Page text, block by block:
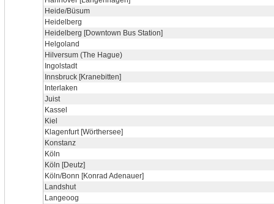
Heide/Büsum
Heidelberg
Heidelberg [Downtown Bus Station]
Helgoland
Hilversum (The Hague)
Ingolstadt
Innsbruck [Kranebitten]
Interlaken
Juist
Kassel
Kiel
Klagenfurt [Wörthersee]
Konstanz
Köln
Köln [Deutz]
Köln/Bonn [Konrad Adenauer]
Landshut
Langeoog